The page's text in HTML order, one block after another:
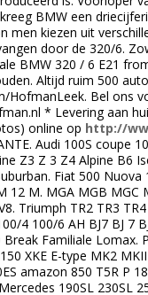
BMW een
kiezen uit
door de 320/6.
BMW 320 / 6 E21
Altijd ruim 500
HofmanLeek. Bel ons
* Levering aan
online op http://
Audi 100S coupe
Z3 Z 3 Z4 Alpine B6
Fiat 500
M. MGA MGB MGC
Triumph TR2 TR3
4 100/6 AH BJ7 BJ 7
Break Familiale Lomax.
XKE E-type MK2 MKII
amazon 850 T5R P
190SL 230SL